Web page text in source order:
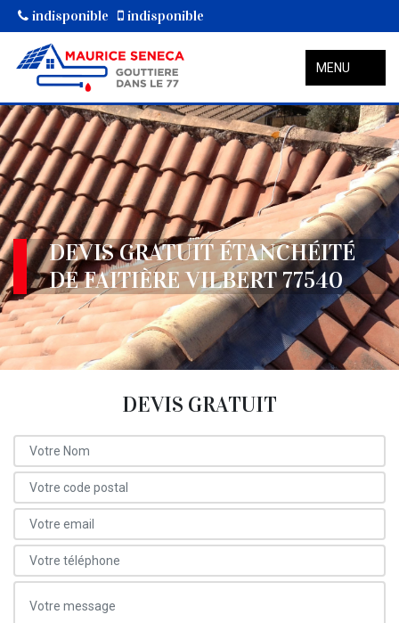
indisponible indisponible
MENU
DEVIS GRATUIT ÉTANCHÉITÉ
DE FAITIÈRE VILBERT 77540
DEVIS GRATUIT